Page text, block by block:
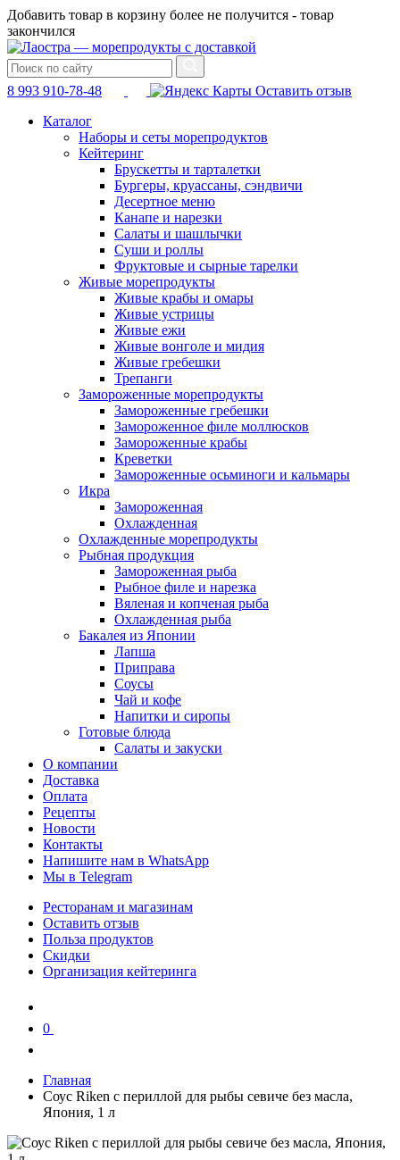
Добавить товар в корзину более не получится - товар
закончился
8 993 910-78-48
Оставить отзыв
Каталог
Наборы и сеты морепродуктов
Кейтеринг
Брускетты и тарталетки
Бургеры, круассаны, сэндвичи
Десертное меню
Канапе и нарезки
Салаты и шашлычки
Суши и роллы
Фруктовые и сырные тарелки
Живые морепродукты
Живые крабы и омары
Живые устрицы
Живые ежи
Живые вонголе и мидия
Живые гребешки
Трепанги
Замороженные морепродукты
Замороженные гребешки
Замороженное филе моллюсков
Замороженные крабы
Креветки
Замороженные осьминоги и кальмары
Икра
Замороженная
Охлажденная
Охлажденные морепродукты
Рыбная продукция
Замороженная рыба
Рыбное филе и нарезка
Вяленая и копченая рыба
Охлажденная рыба
Бакалея из Японии
Лапша
Приправа
Соусы
Чай и кофе
Напитки и сиропы
Готовые блюда
Салаты и закуски
О компании
Доставка
Оплата
Рецепты
Новости
Контакты
Напишите нам в WhatsApp
Мы в Telegram
Ресторанам и магазинам
Оставить отзыв
Польза продуктов
Скидки
Организация кейтеринга
0
Главная
Соус Riken с периллой для рыбы севиче без масла,
Япония, 1 л